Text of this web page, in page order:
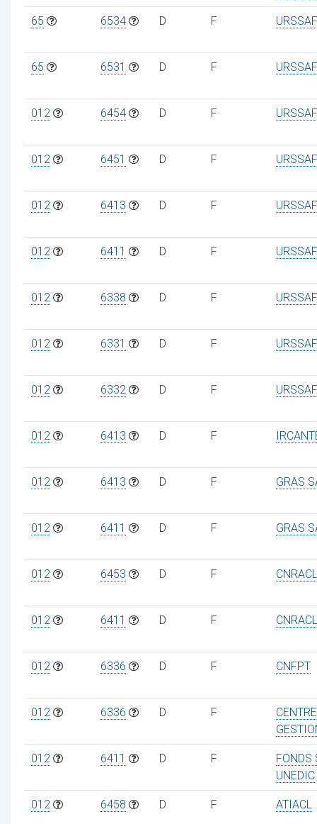
65 6534 D F
65 6531 D F
012 6454 D F
012 6451 D F
012 6413 D F
012 6411 D F
012 6338 D F
012 6331 D F
012 6332 D F
012 6413 D F
012 6413 D F GRAS
012 6411 D F GRAS
012 6453 D F CNRACL
012 6411 D F CNRACL
012 6336 D F CNFPT
012 6336 D F
012 6411 D F
FONDS
UNEDIC
012 6458 D F ATIACL